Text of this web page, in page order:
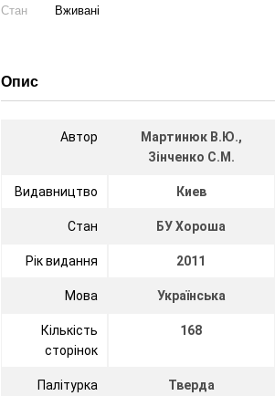
Стан Вживані
Опис
Автор
Мартинюк В.Ю.,
Зінченко С.М.
Видавництво Киев
Стан БУ Хороша
Рік видання 2011
Мова Українська
Кількість
сторінок
168
Палітурка Тверда